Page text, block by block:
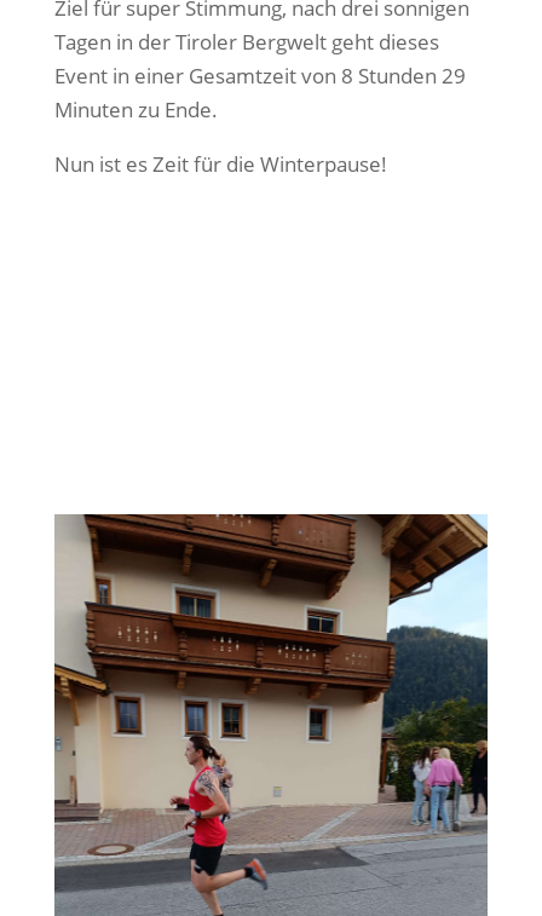
Ziel für super Stimmung, nach drei sonnigen
Tagen in der Tiroler Bergwelt geht dieses
Event in einer Gesamtzeit von 8 Stunden 29
Minuten zu Ende.
Nun ist es Zeit für die Winterpause!